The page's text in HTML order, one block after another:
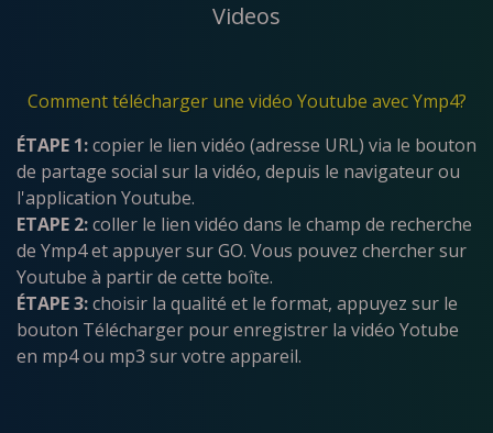
Videos
Comment télécharger une vidéo Youtube avec Ymp4?
ÉTAPE 1:copier le lien vidéo (adresse URL) via le bouton
de partage social sur la vidéo, depuis le navigateur ou
l'application Youtube.
ETAPE 2:coller le lien vidéo dans le champ de recherche
de Ymp4 et appuyer sur GO. Vous pouvez chercher sur
Youtube à partir de cette boîte.
ÉTAPE 3:choisir la qualité et le format, appuyez sur le
bouton Télécharger pour enregistrer la vidéo Yotube
en mp4 ou mp3 sur votre appareil.